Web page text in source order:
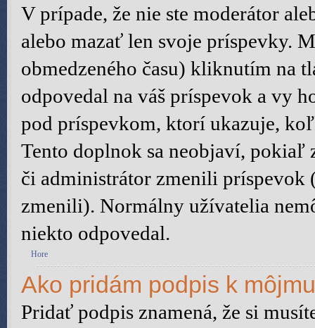
V prípade, že nie ste moderátor
alebo mazať len svoje príspevky.
obmedzeného času) kliknutím na
odpovedal na váš príspevok a vy
pod príspevkom, ktorí ukazuje,
Tento doplnok sa neobjaví, pokiaľ
či administrátor zmenili príspevok
zmenili). Normálny užívatelia
niekto odpovedal.
Hore
Ako pridám podpis k
Pridať podpis znamená, že si